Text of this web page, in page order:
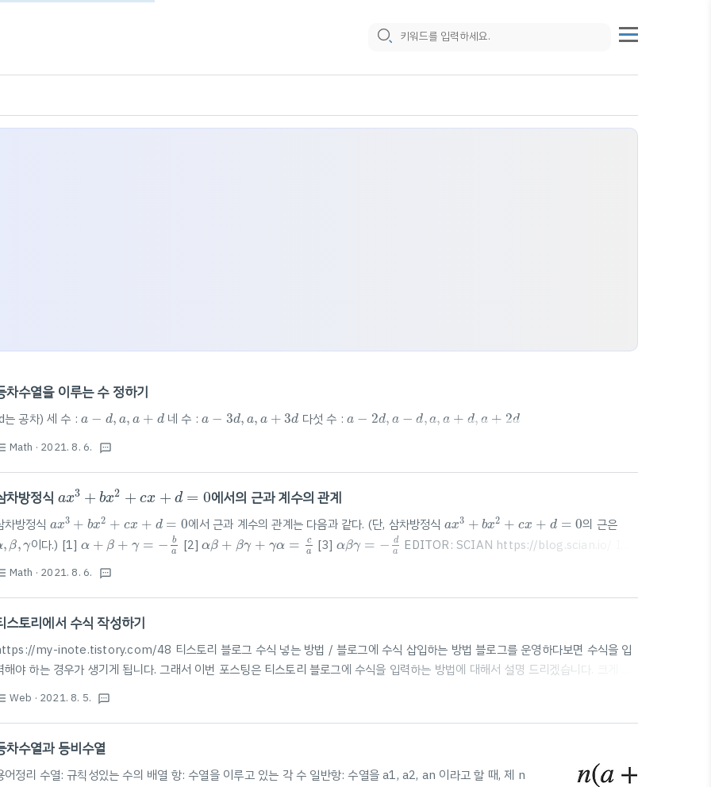
차수열을 이루는 수 정하기
는 공차) 세 수 :a − d, a, a + d
a ,a a +d 네 수 :a − 3d, a, a + 3d
a d,a ,a +3 d 다섯 수 :a − 2d, a − d, a, a + d, a + 2d
a d,a −d a,a + d,a + 2d
Math · 2021. 8. 6. textsms
차방정식 ax3 + bx2 + cx + d = 0
ax3 + bx2+ c x+d = 0 에서의 근과 계수의 관계
차방정식 ax3 + bx2 + cx + d = 0
3 + x 2+ c = 에서 근과 계수의 관계는 다음과 같다. (단, 삼차방정식 ax3 + bx2 + cx + d = 0
3 + x 2+ c = 의 근은
, β, γ
, β, γ 이다.) [1] α + β + γ = − b
a
+γ a [2]αβ + βγ + γα =
c
a
αβ + γ+γ α =ca [3] αβγ = − d
a
αβ γ −d a
EDITOR: SCIAN https://blog.scian.io/ IT
| DEVELOPER | ARTIST MATH & SCIENCE
Math · 2021. 8. 6. textsms
스토리에서 수식 작성하기
my-inote.tistory.com/48 티스토리 블로그 수식 넣는 방법 / 블로그에 수식 삽입하는 방법 블로그를 운영하다보면 수식을 입
해야 하는 경우가 생기게 됩니다. 그래서 이번 포스팅은 티스토리 블로그에 수식을 입력하는 방법에 대해서 설명 드리겠습니다. 크게 두
가지 방법이 있는데 my-inote.tistory.com 헤드 태그에 아래 코드 삽입 * 수식 쉽게 작성하는 웹사이트:
http://www.hostmath.com HostMath - Online LaTeX formula editor and browser-based math equation editor
and paste the code above to your webpage! Equation Type Paragrap..
Web · 2021. 8. 5. textsms
차수열과 등비수열
어정리 수열: 규칙성있는 수의 배열 항: 수열을 이루고 있는 각 수 일반항: 수열을 a1, a2, an 이라고 할 때, 제 n